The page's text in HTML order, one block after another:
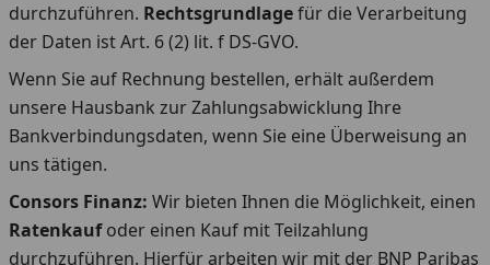
durchzuführen. Rechtsgrundlagefür die Verarbeitung
der Daten ist Art. 6 (2) lit. f DS-GVO.
Wenn Sie auf Rechnung bestellen, erhält außerdem
unsere Hausbank zur Zahlungsabwicklung Ihre
Bankverbindungsdaten, wenn Sie eine Überweisung an
uns tätigen.
Consors Finanz: Wir bieten Ihnen die Möglichkeit, einen
Ratenkaufoder einen Kauf mit Teilzahlung
durchzuführen. Hierfür arbeiten wir mit der BNP Paribas